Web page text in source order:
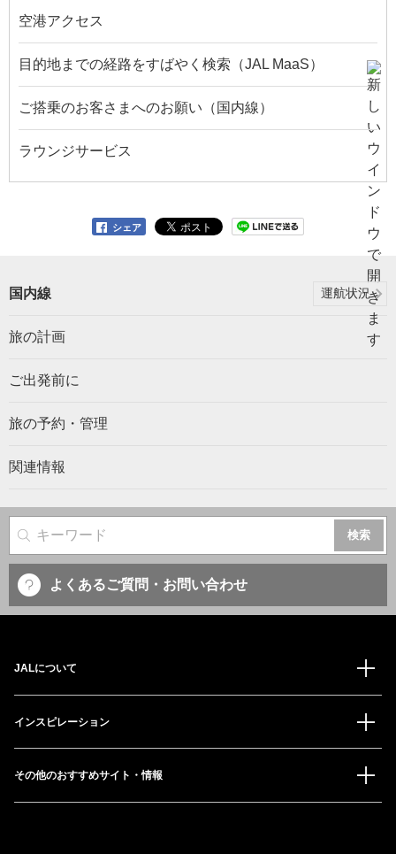
空港アクセス
目的地までの経路をすばやく検索（JAL MaaS）
ご搭乗のお客さまへのお願い（国内線）
ラウンジサービス
シェア
国内線 運航状況
旅の計画
ご出発前に
旅の予約・管理
関連情報
サイト内検索
よくあるご質問・お問い合わせ
JALについて
インスピレーション
その他のおすすめサイト・情報